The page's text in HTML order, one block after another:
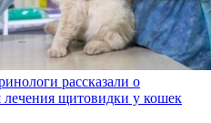
рассказали о
лечения щитовидки у кошек